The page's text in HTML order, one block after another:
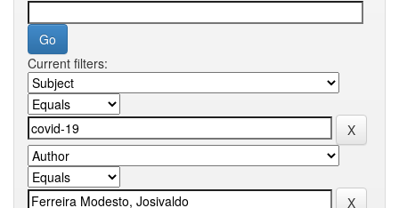
Current filters: